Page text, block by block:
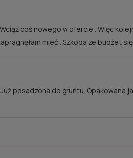
powiadom o
coś nowego w ofercie . Więc
mieć . Szkoda ze budżet się
posadzona do gruntu. Opakowana